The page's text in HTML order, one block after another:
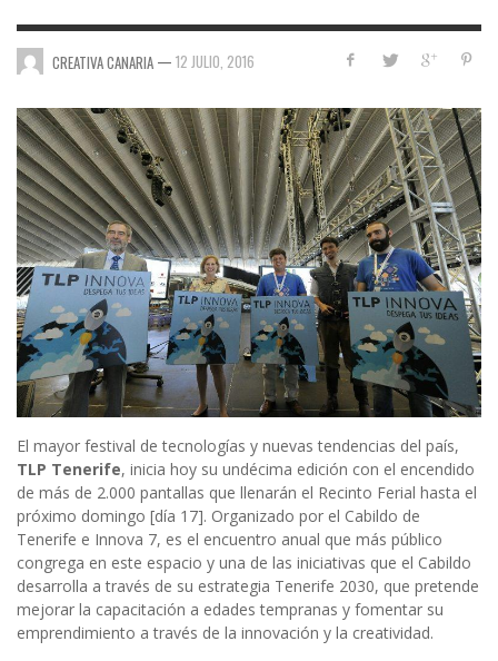
CREATIVA CANARIA — 12 JULIO, 2016
El mayor festival de tecnologías y nuevas tendencias del país,
TLP Tenerife, inicia hoy su undécima edición con el encendido
de más de 2.000 pantallas que llenarán el Recinto Ferial hasta el
próximo domingo [día 17]. Organizado por el Cabildo de
Tenerife e Innova 7, es el encuentro anual que más público
congrega en este espacio y una de las iniciativas que el Cabildo
desarrolla a través de su estrategia Tenerife 2030, que pretende
mejorar la capacitación a edades tempranas y fomentar su
emprendimiento a través de la innovación y la creatividad.